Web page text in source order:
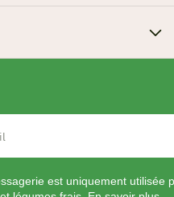
est uniquement utilisée